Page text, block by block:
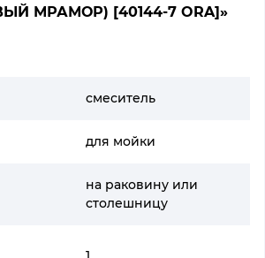
МРАМОР) [40144-7 ORA]»
смеситель
для мойки
на раковину или
столешницу